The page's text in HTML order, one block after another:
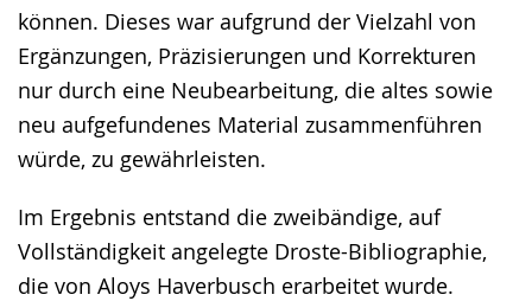
können. Dieses war aufgrund der Vielzahl von
Ergänzungen, Präzisierungen und Korrekturen
nur durch eine Neubearbeitung, die altes sowie
neu aufgefundenes Material zusammenführen
würde, zu gewährleisten.
Im Ergebnis entstand die zweibändige, auf
Vollständigkeit angelegte Droste-Bibliographie,
die von Aloys Haverbusch erarbeitet wurde.